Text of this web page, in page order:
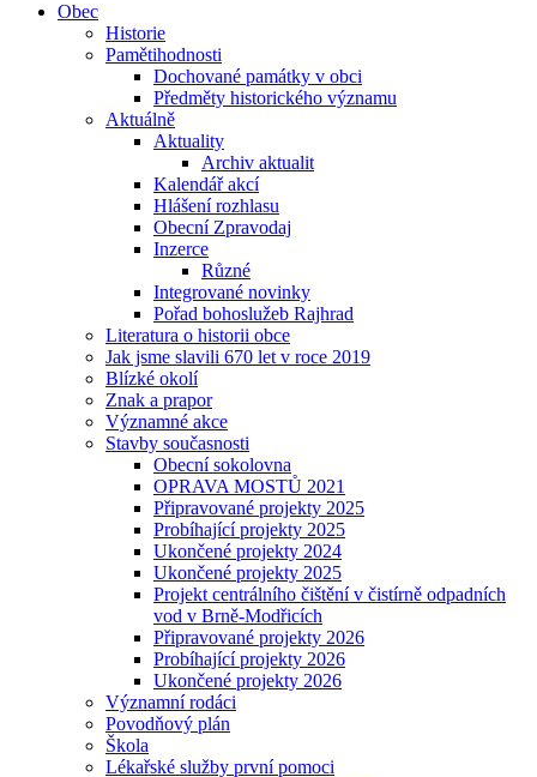
Obec
Historie
Pamětihodnosti
Dochované památky v obci
Předměty historického významu
Aktuálně
Aktuality
Archiv aktualit
Kalendář akcí
Hlášení rozhlasu
Obecní Zpravodaj
Inzerce
Různé
Integrované novinky
Pořad bohoslužeb Rajhrad
Literatura o historii obce
Jak jsme slavili 670 let v roce 2019
Blízké okolí
Znak a prapor
Významné akce
Stavby současnosti
Obecní sokolovna
OPRAVA MOSTŮ 2021
Připravované projekty 2025
Probíhající projekty 2025
Ukončené projekty 2024
Ukončené projekty 2025
Projekt centrálního čištění v čistírně odpadních
vod v Brně-Modřicích
Připravované projekty 2026
Probíhající projekty 2026
Ukončené projekty 2026
Významní rodáci
Povodňový plán
Škola
Lékařské služby první pomoci